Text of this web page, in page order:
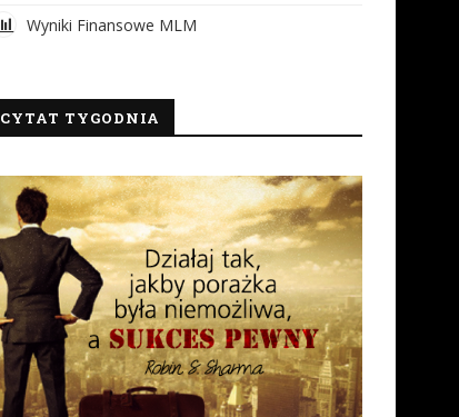
Wyniki Finansowe MLM
CYTAT TYGODNIA